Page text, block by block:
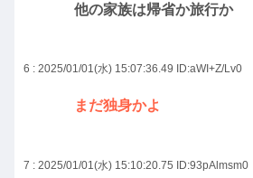
他の家族は帰省か旅行か
6 : 2025/01/01(水) 15:07:36.49 ID:aWI+Z/Lv0
まだ独身かよ
7 : 2025/01/01(水) 15:10:20.75 ID:93pAlmsm0